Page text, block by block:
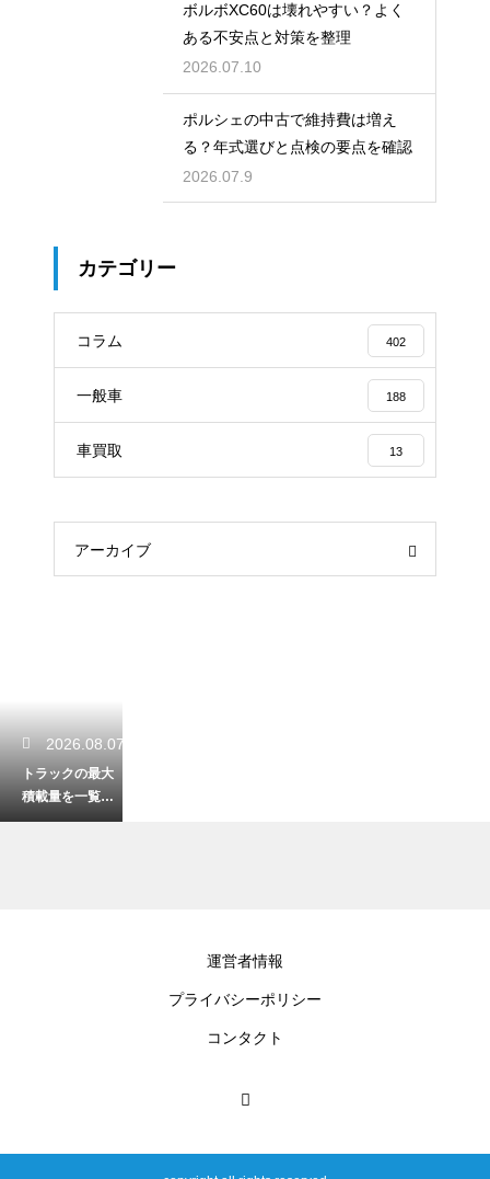
ボルボXC60は壊れやすい？よく
ある不安点と対策を整理
2026.07.10
ポルシェの中古で維持費は増え
る？年式選びと点検の要点を確認
2026.07.9
カテゴリー
コラム 402
一般車 188
車買取 13
アーカイブ
2026.08.07
トラックの最大
積載量を一覧で
解説！車両サイ
運営者情報
プライバシーポリシー
コンタクト